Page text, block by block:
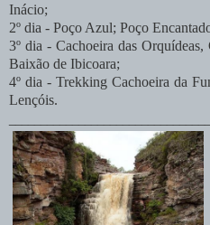
Inácio;
2º dia - Poço Azul; Poço
3º dia - Cachoeira das
Baixão de Ibicoara;
4º dia - Trekking Cachoeira da
Lençóis.